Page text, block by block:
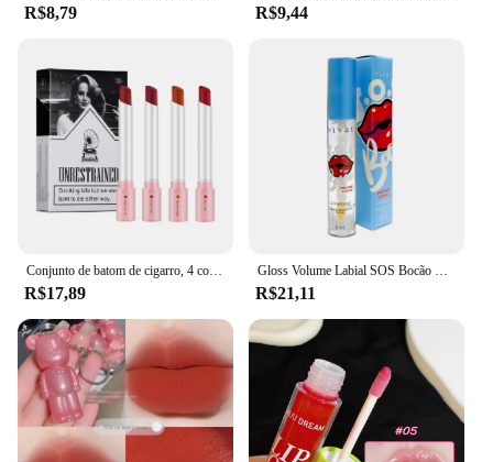
R$8,79 R$9,44
Conjunto de batom de cigarro, 4 cores, brilho labial fosco, longa duração, à prova d'água, tubo de batom nude, cosméticos de maquiagem
R$17,89
Gloss Volume Labial SOS Bocão Vivai
R$21,11